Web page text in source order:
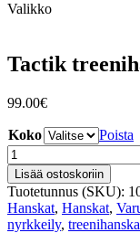
Valikko
Tactik
99.00€
Koko
Poista
Tactik
treenihanskat
määrä
Lisää ostoskoriin
Tuotetunnus (SKU):
Hanskat, Hanskat,
nyrkkeily,